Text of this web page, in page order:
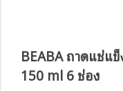
BEABA ถาดแช่แ
150 ml 6 ช่อง